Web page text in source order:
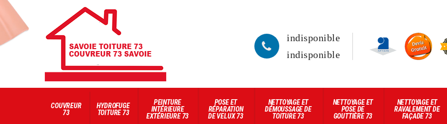
indisponible
indisponible
COUVREUR
73
HYDROFUGE
TOITURE 73
PEINTURE
INTÉRIEURE
EXTÉRIEURE 73
POSE ET
RÉPARATION
DE VELUX 73
NETTOYAGE ET
DÉMOUSSAGE DE
TOITURE 73
NETTOYAGE ET
POSE DE
GOUTTIÈRE 73
NETTOYAGE ET
RAVALEMENT DE
FAÇADE 73